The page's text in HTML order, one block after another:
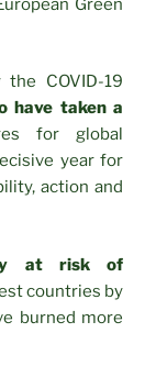
COVID-19
have taken a
for global
year for
action and
at risk of
countries by
burned more